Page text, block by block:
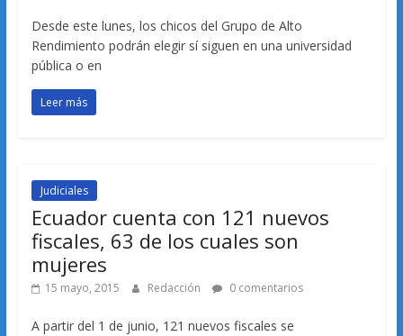
Desde este lunes, los chicos del Grupo de Alto
Rendimiento podrán elegir sí siguen en una universidad
pública o en
Leer más
Judiciales
Ecuador cuenta con 121 nuevos
fiscales, 63 de los cuales son
mujeres
15 mayo, 2015 Redacción 0 comentarios
A partir del 1 de junio, 121 nuevos fiscales se